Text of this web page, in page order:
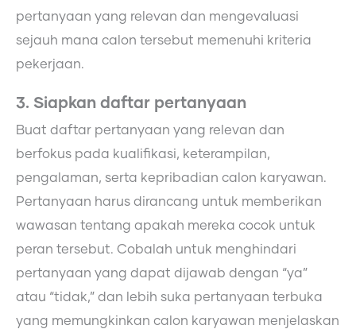
pertanyaan yang relevan dan mengevaluasi
sejauh mana calon tersebut memenuhi kriteria
pekerjaan.
3. Siapkan daftar pertanyaan
Buat daftar pertanyaan yang relevan dan
berfokus pada kualifikasi, keterampilan,
pengalaman, serta kepribadian calon karyawan.
Pertanyaan harus dirancang untuk memberikan
wawasan tentang apakah mereka cocok untuk
peran tersebut. Cobalah untuk menghindari
pertanyaan yang dapat dijawab dengan “ya”
atau “tidak,” dan lebih suka pertanyaan terbuka
yang memungkinkan calon karyawan menjelaskan